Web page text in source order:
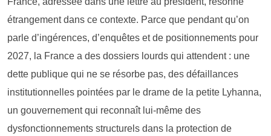
étrangement dans ce contexte. Parce que pendant qu’on
parle d’ingérences, d’enquêtes et de positionnements pour
2027, la France a des dossiers lourds qui attendent : une
dette publique qui ne se résorbe pas, des défaillances
institutionnelles pointées par le drame de la petite Lyhanna,
un gouvernement qui reconnaît lui-même des
dysfonctionnements structurels dans la protection de